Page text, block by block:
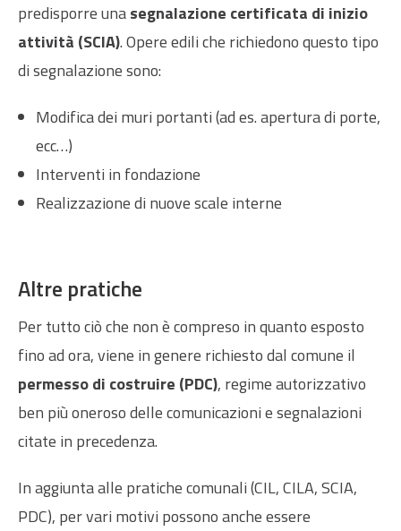
predisporre unasegnalazione certificata di inizio
attività (SCIA). Opere edili che richiedono questo tipo
di segnalazione sono:
Modifica dei muri portanti (ad es. apertura di porte,
ecc…)
Interventi in fondazione
Realizzazione di nuove scale interne
Altre pratiche
Per tutto ciò che non è compreso in quanto esposto
fino ad ora, viene in genere richiesto dal comune il
permesso di costruire (PDC), regime autorizzativo
ben più oneroso delle comunicazioni e segnalazioni
citate in precedenza.
In aggiunta alle pratiche comunali (CIL, CILA, SCIA,
PDC), per vari motivi possono anche essere